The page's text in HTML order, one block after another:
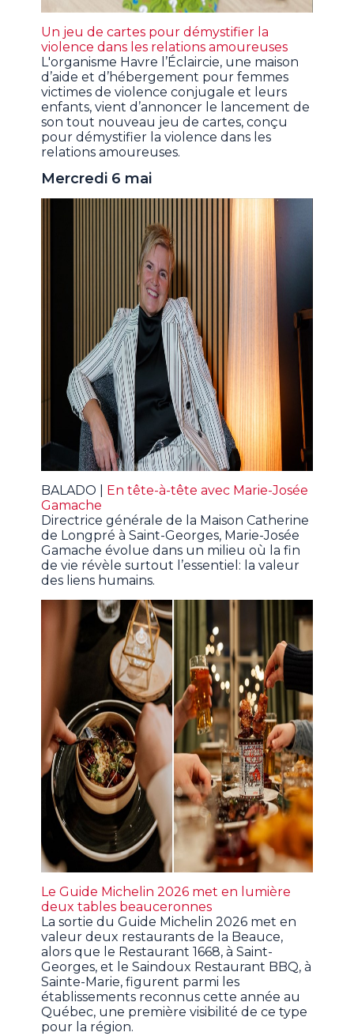
Un jeu de cartes pour démystifier la
violence dans les relations amoureuses
L'organisme Havre l’Éclaircie, une maison
d’aide et d’hébergement pour femmes
victimes de violence conjugale et leurs
enfants, vient d’annoncer le lancement de
son tout nouveau jeu de cartes, conçu
pour démystifier la violence dans les
relations amoureuses.
Mercredi 6 mai
BALADO | En tête-à-tête avec Marie-Josée
Gamache
Directrice générale de la Maison Catherine
de Longpré à Saint-Georges, Marie-Josée
Gamache évolue dans un milieu où la fin
de vie révèle surtout l’essentiel: la valeur
des liens humains.
Le Guide Michelin 2026 met en lumière
deux tables beauceronnes
La sortie du Guide Michelin 2026 met en
valeur deux restaurants de la Beauce,
alors que le Restaurant 1668, à Saint-
Georges, et le Saindoux Restaurant BBQ, à
Sainte-Marie, figurent parmi les
établissements reconnus cette année au
Québec, une première visibilité de ce type
pour la région.